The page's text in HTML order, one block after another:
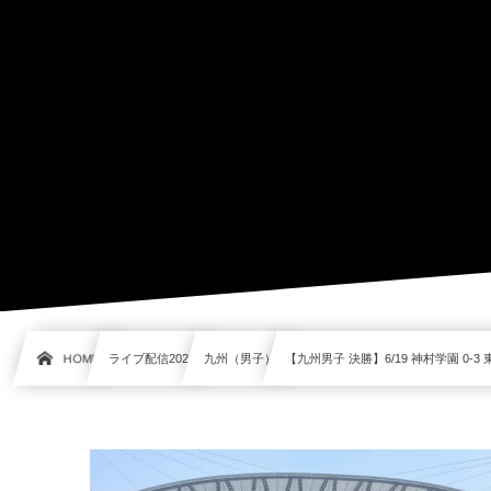
HOME ライブ配信2023 九州（男子） 【九州男子 決勝】6/19 神村学園 0-3